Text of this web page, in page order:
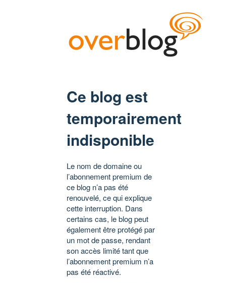
Ce blog est
temporairement
indisponible
Le nom de domaine ou
l’abonnement premium de
ce blog n’a pas été
renouvelé, ce qui explique
cette interruption. Dans
certains cas, le blog peut
également être protégé par
un mot de passe, rendant
son accès limité tant que
l’abonnement premium n’a
pas été réactivé.